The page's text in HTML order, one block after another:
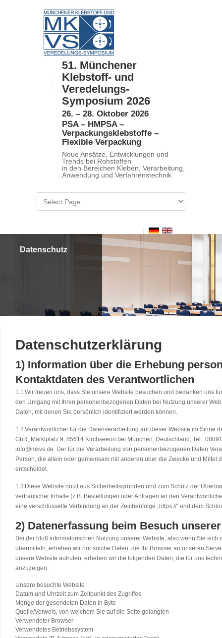
51. Münchener
Klebstoff- und
Veredelungs-
Symposium 2026
26. – 28. Oktober 2026
PSA – HMPSA –
Verpackungsklebstoffe –
Flexible Verpackung
Neue Ansätze, Entwicklungen und
Trends bei Rohstoffen
in den Bereichen Kleben, Verarbeitung,
Anwendung und Verfahrenstechnik
Datenschutz
Datenschutzerklärung
1) Information über die Erhebung
Kontaktdaten des Verantwortlichen
1.1 Wir freuen uns, dass Sie unsere Website besuchen und bedanken uns
den Umgang mit Ihren personenbezogenen Daten bei Nutzung unserer
Daten, mit denen Sie persönlich identifiziert werden können.
1.2 Verantwortlicher für die Datenverarbeitung auf dieser Website im Sinne
GbR, Marktplatz 9, 85614 Kirchseeon bei München, Deutschland, Tel.:
info@mkvs.de. Der für die Verarbeitung von personenbezogenen Daten
Person, die allein oder gemeinsam mit anderen über die Zwecke und Mittel
entscheidet.
1.3 Diese Website nutzt aus Sicherheitsgründen und zum Schutz der
vertraulicher Inhalte (z.B. Bestellungen oder Anfragen an den
eine verschlüsselte Verbindung an der Zeichenfolge „https://“ und dem
2) Datenerfassung beim Besuch
Bei der bloß informatorischen Nutzung unserer Website, also wenn Sie
übermitteln, erheben wir nur solche Daten, die Ihr Browser an unseren
unsere Website aufrufen, erheben wir die folgenden Daten, die für uns
anzuzeigen:
Unsere besuchte Website
Datum und Uhrzeit zum Zeitpunkt des Zugriffes
Menge der gesendeten Daten in Byte
Quelle/Verweis, von welchem Sie auf die Seite gelangten
Verwendeter Browser
Verwendetes Betriebssystem